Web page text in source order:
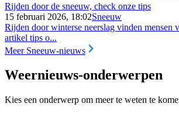
Rijden door de sneeuw, check onze tips
15 februari 2026, 18:02Sneeuw
Rijden door winterse neerslag vinden mensen
artikel tips o...
Meer Sneeuw-nieuws
Weernieuws-onderwerpen
Kies een onderwerp om meer te weten te